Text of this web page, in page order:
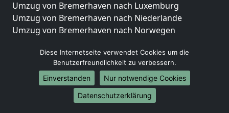
Umzug von Bremerhaven nach Luxemburg
Umzug von Bremerhaven nach Niederlande
Umzug von Bremerhaven nach Norwegen
Umzüge-Deutschlandweit
Umzug von Bremerhaven nach Berlin
Umzug von Bremerhaven nach Hamburg
Umzug von Bremerhaven nach München
Umzug von Bremerhaven nach Köln
Diese Internetseite verwendet Cookies um die
Benutzerfreundlichkeit zu verbessern.
Einverstanden
Nur notwendige Cookies
Datenschutzerklärung